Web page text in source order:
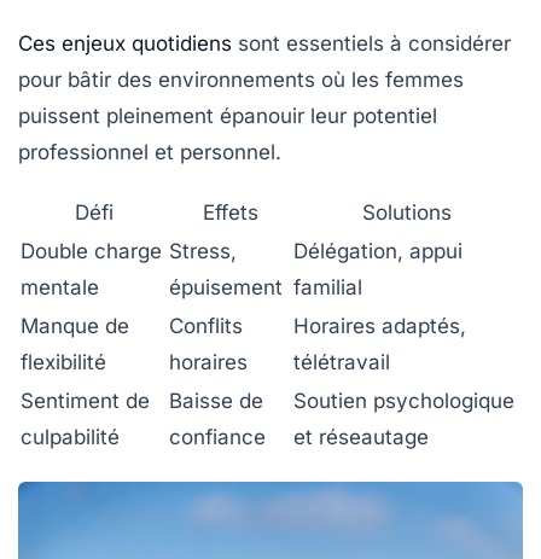
Ces enjeux quotidiens sont essentiels à considérer
pour bâtir des environnements où les femmes
puissent pleinement épanouir leur potentiel
professionnel et personnel.
Défi Effets
Solutions
Double charge
mentale
Stress,
épuisement
Délégation, appui
familial
Manque de
flexibilité
Conflits
horaires
Horaires adaptés,
télétravail
Sentiment de
culpabilité
Baisse de
confiance
Soutien psychologique
et réseautage